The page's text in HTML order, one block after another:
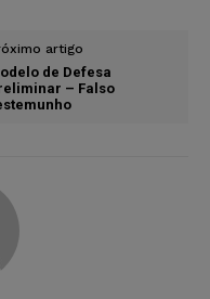
artigo
de Defesa
– Falso